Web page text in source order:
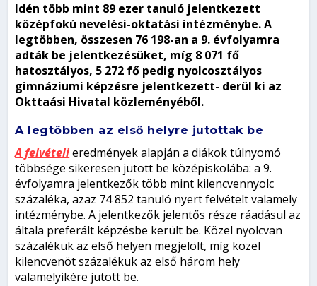
Idén több mint 89 ezer tanuló jelentkezett
középfokú nevelési-oktatási intézménybe. A
legtöbben, összesen 76 198-an a 9. évfolyamra
adták be jelentkezésüket, míg 8 071 fő
hatosztályos, 5 272 fő pedig nyolcosztályos
gimnáziumi képzésre jelentkezett- derül ki az
Okttaási Hivatal közleményéből.
A legtöbben az első helyre jutottak be
A felvételieredmények alapján a diákok túlnyomó
többsége sikeresen jutott be középiskolába: a 9.
évfolyamra jelentkezők több mint kilencvennyolc
százaléka, azaz 74 852 tanuló nyert felvételt valamely
intézménybe. A jelentkezők jelentős része ráadásul az
általa preferált képzésbe került be. Közel nyolcvan
százalékuk az első helyen megjelölt, míg közel
kilencvenöt százalékuk az első három hely
valamelyikére jutott be.